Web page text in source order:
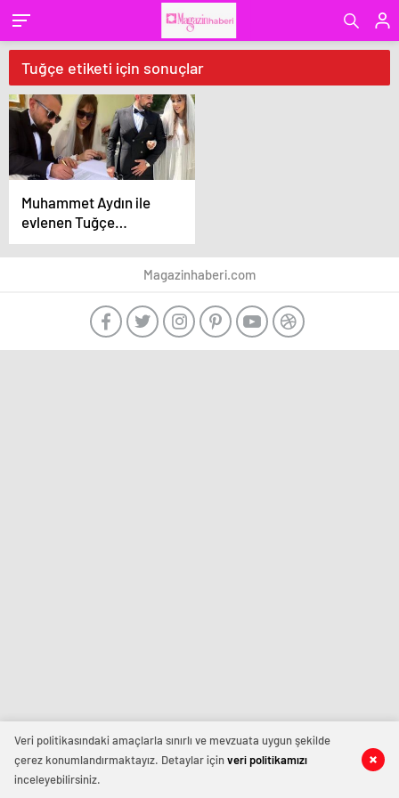
Tuğçe etiketi için sonuçlar
Muhammet Aydın ile
evlenen Tuğçe
Tayfur’dan ‘sahte
nikâh’ iddiasına videolu
Magazinhaberi.com
Veri politikasındaki amaçlarla sınırlı ve mevzuata uygun şekilde
çerez konumlandırmaktayız. Detaylar içinveri politikamızı
inceleyebilirsiniz.